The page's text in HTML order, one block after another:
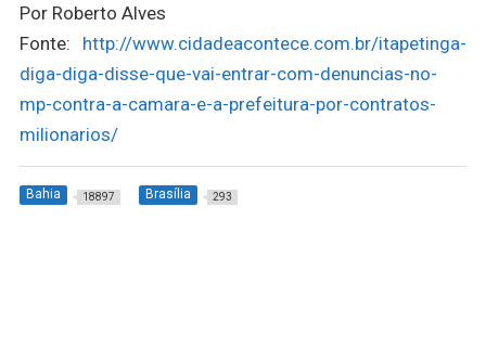
Por Roberto Alves
Fonte: http://www.cidadeacontece.com.br/itapetinga-
diga-diga-disse-que-vai-entrar-com-denuncias-no-
mp-contra-a-camara-e-a-prefeitura-por-contratos-
milionarios/
Bahia 18897 Brasília 293